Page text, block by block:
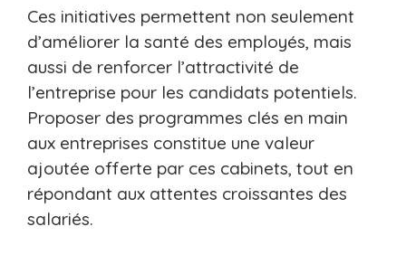
Ces initiatives permettent non seulement
d’améliorer la santé des employés, mais
aussi de renforcer l’attractivité de
l’entreprise pour les candidats potentiels.
Proposer des programmes clés en main
aux entreprises constitue une valeur
ajoutée offerte par ces cabinets, tout en
répondant aux attentes croissantes des
salariés.